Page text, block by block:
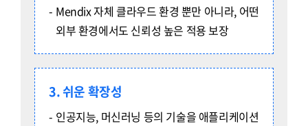
Mendix 자체 클라우드 환경 뿐만 아니라, 어떤
외부 환경에서도 신뢰성 높은 적용 보장
3. 쉬운 확장성
인공지능, 머신러닝 등의 기술을 애플리케이션